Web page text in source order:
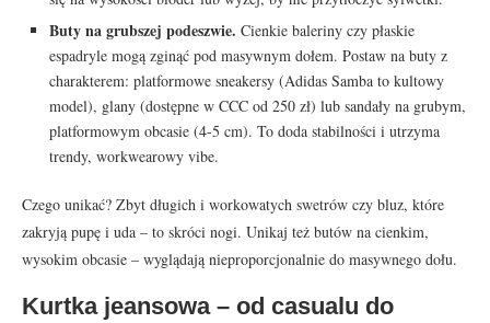
Buty na grubszej podeszwie. Cienkie baleriny czy płaskie
espadryle mogą zginąć pod masywnym dołem. Postaw na buty z
charakterem: platformowe sneakersy (Adidas Samba to kultowy
model), glany (dostępne w CCC od 250 zł) lub sandały na grubym,
platformowym obcasie (4-5 cm). To doda stabilności i utrzyma
trendy, workwearowy vibe.
Czego unikać? Zbyt długich i workowatych swetrów czy bluz, które
zakryją pupę i uda – to skróci nogi. Unikaj też butów na cienkim,
wysokim obcasie – wyglądają nieproporcjonalnie do masywnego dołu.
Kurtka jeansowa – od casualu do